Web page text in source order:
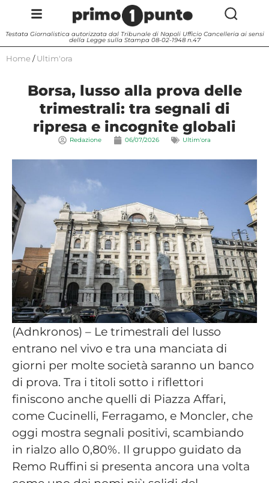
Testata Giornalistica autorizzata dal Tribunale di Napoli Ufficio Cancelleria ai sensi
della Legge sulla Stampa 08-02-1948 n.47
Home / Ultim'ora
Borsa, lusso alla prova delle
trimestrali: tra segnali di
ripresa e incognite globali
Redazione 06/07/2026 Ultim'ora
(Adnkronos) – Le trimestrali del lusso
entrano nel vivo e tra una manciata di
giorni per molte società saranno un banco
di prova. Tra i titoli sotto i riflettori
finiscono anche quelli di Piazza Affari,
come Cucinelli, Ferragamo, e Moncler, che
oggi mostra segnali positivi, scambiando
in rialzo allo 0,80%. Il gruppo guidato da
Remo Ruffini si presenta ancora una volta